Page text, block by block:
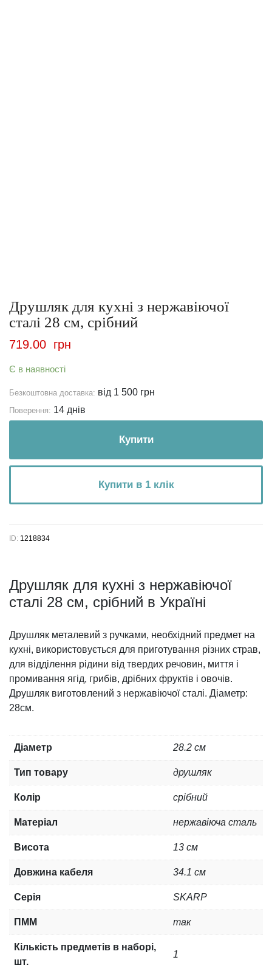
Друшляк для кухні з нержавіючої
сталі 28 см, срібний
719.00 грн
Є в наявності
Безкоштовна доставка: від 1 500 грн
Поверення: 14 днів
Купити
Купити в 1 клік
ID: 1218834
Друшляк для кухні з нержавіючої
сталі 28 см, срібний в Україні
Друшляк металевий з ручками, необхідний предмет на
кухні, використовується для приготування різних страв,
для відділення рідини від твердих речовин, миття і
промивання ягід, грибів, дрібних фруктів і овочів.
Друшляк виготовлений з нержавіючої сталі. Діаметр:
28см.
Діаметр 28.2 см
Тип товару друшляк
Колір срібний
Матеріал нержавіюча сталь
Висота 13 см
Довжина кабеля 34.1 см
Серія SKARP
ПММ так
Кількість предметів в наборі,
шт.
1